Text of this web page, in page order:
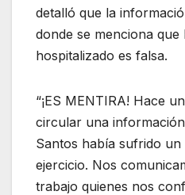
detalló que la
donde se menciona
hospitalizado es falsa.
“¡ES MENTIRA! Hace
circular una
Santos había sufrido
ejercicio. Nos
trabajo quienes nos